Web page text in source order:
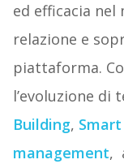
ed efficacia
relazione e
piattaforma.
l’evoluzione di
Building,
management,